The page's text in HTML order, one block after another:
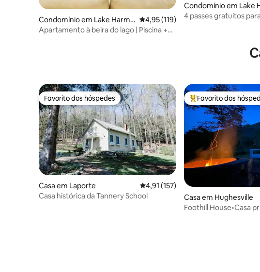
Condomínio em Lake Harmo
ny
Classificação média de 4,95 em 5
4,95 (119)
Apartamento à beira do lago | Piscina +
Condomínio em Lake
ny
4 passes gratuitos
Favorito dos hóspedes
Favorito dos hóspedes
Casa em Laporte Classificação média de 4,91 em 5
4,91 (157)
Casa histórica da Tannery School
Favoritos dos
Favorito dos
Casa em Hughesville
Foothill House•Casa